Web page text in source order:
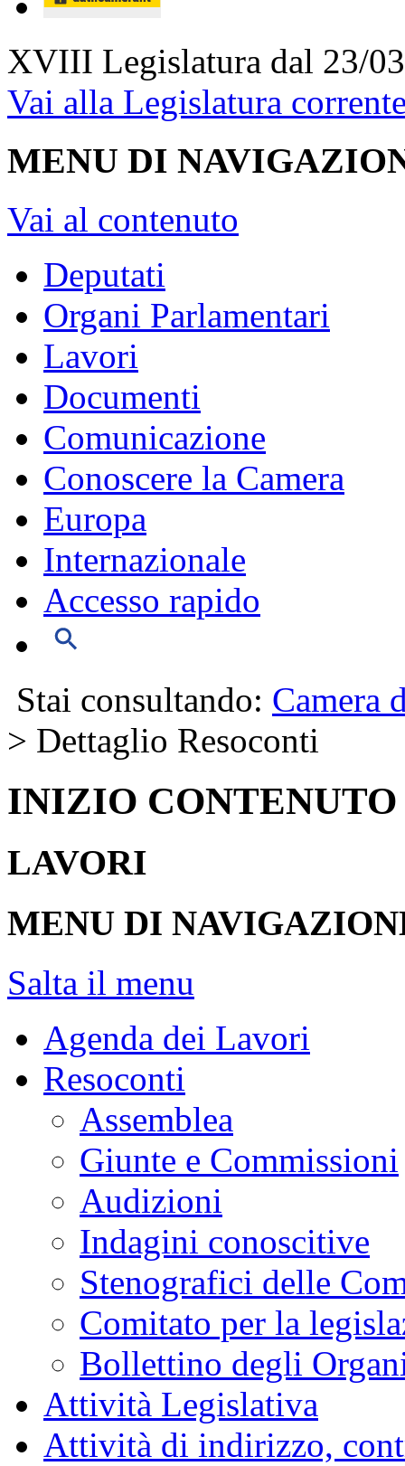
XVIII Legislatura dal 23/
Vai alla Legislatura
MENU DI
Vai al contenuto
Deputati
Organi Parlamentari
Lavori
Documenti
Comunicazione
Conoscere la Camera
Europa
Internazionale
Accesso rapido
Stai consultando: Camera
> Dettaglio Resoconti
INIZIO CONTENUTO
LAVORI
MENU DI
Salta il menu
Agenda dei Lavori
Resoconti
Assemblea
Giunte e Commissioni
Audizioni
Indagini conoscitive
Stenografici delle
Comitato per la
Bollettino degli
Attività Legislativa
Attività di indirizzo,